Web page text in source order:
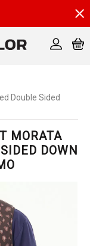
Double Sided
DOWN